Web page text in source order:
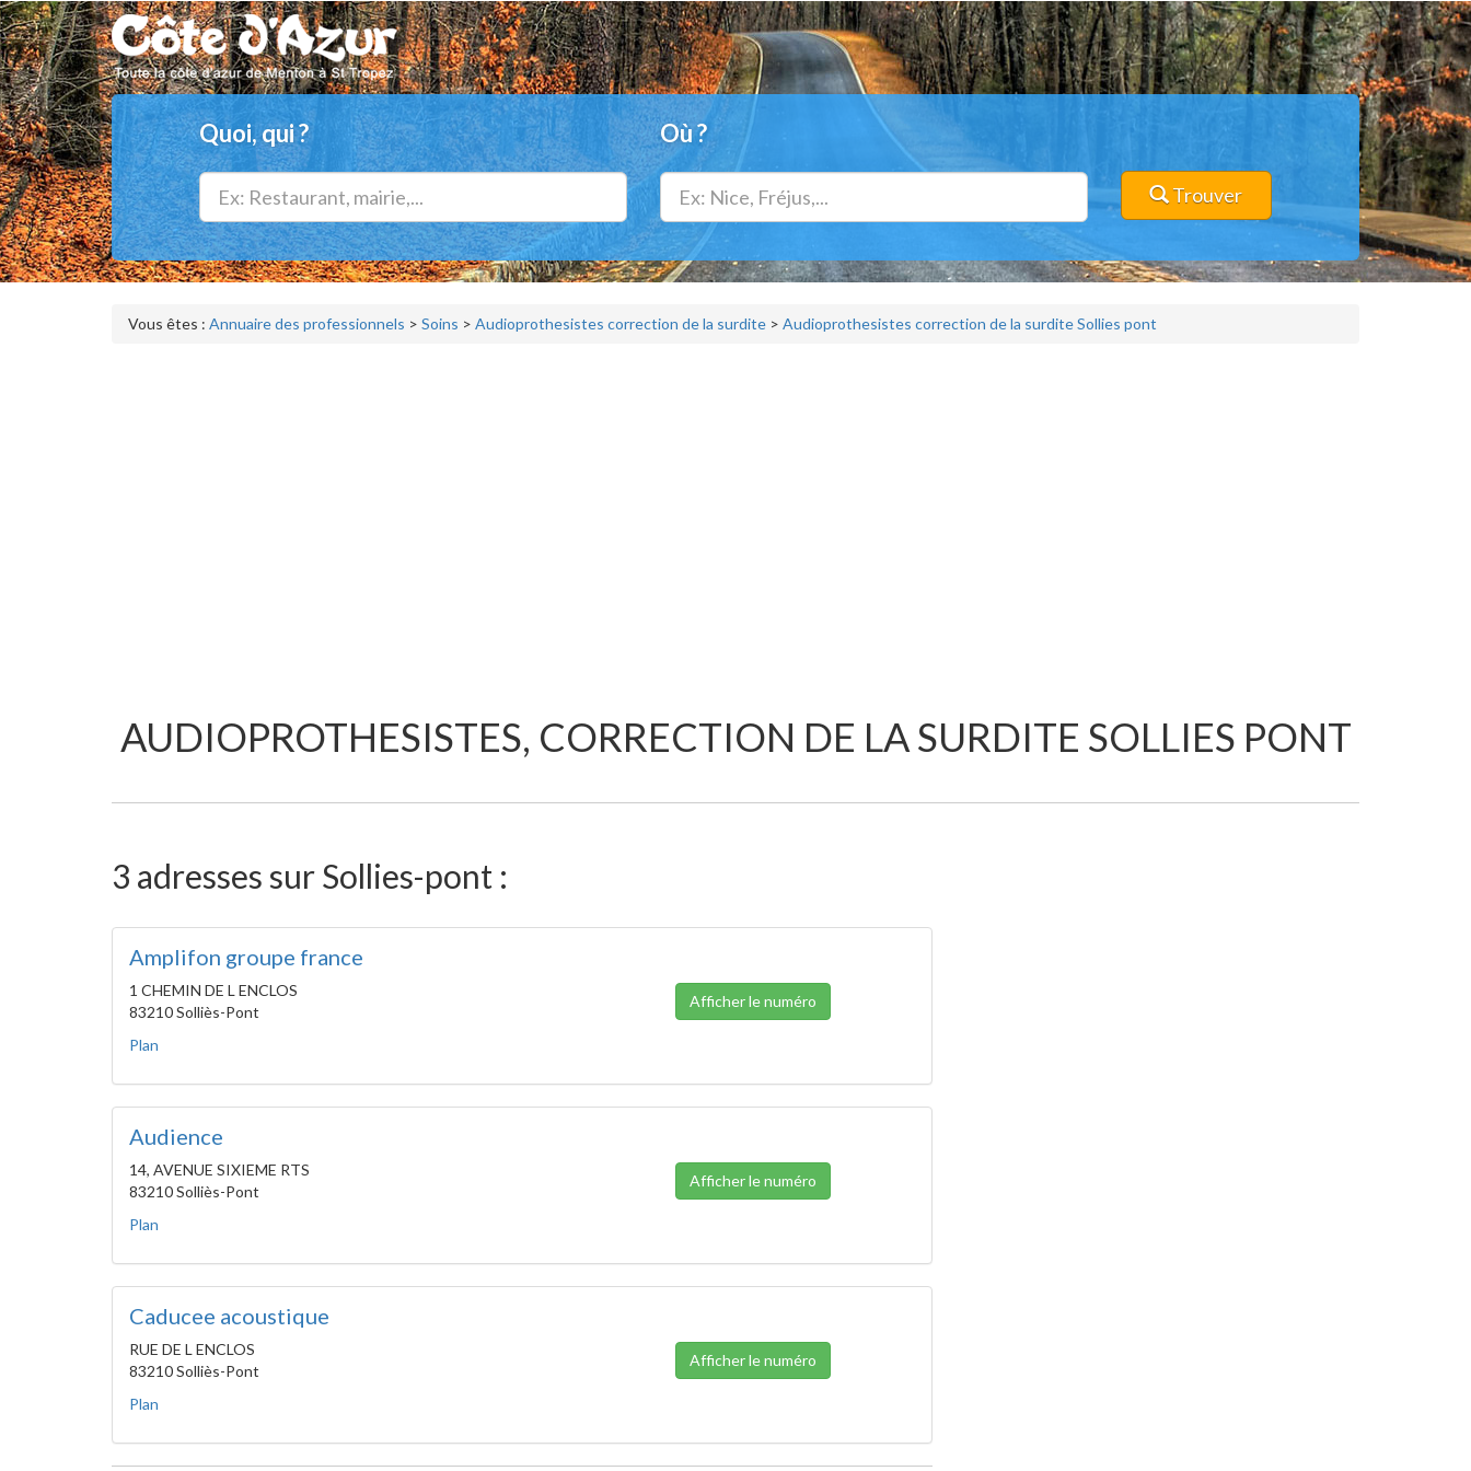
Quoi, qui ? Où ?
Trouver
Vous êtes : Annuaire des professionnels > Soins > Audioprothesistes correction de la surdite > Audioprothesistes correction de la surdite Sollies pont
AUDIOPROTHESISTES, CORRECTION DE LA SURDITE SOLLIES PONT
3 adresses sur Sollies-pont :
Amplifon groupe france
1 CHEMIN DE L ENCLOS
83210 Solliès-Pont
Plan
Afficher le numéro
Audience
14, AVENUE SIXIEME RTS
83210 Solliès-Pont
Plan
Afficher le numéro
Caducee acoustique
RUE DE L ENCLOS
83210 Solliès-Pont
Plan
Afficher le numéro